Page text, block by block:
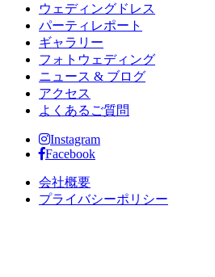
ウェディングドレス
パーティレポート
ギャラリー
フォトウェディング
ニュース & ブログ
アクセス
よくあるご質問
Instagram
Facebook
会社概要
プライバシーポリシー